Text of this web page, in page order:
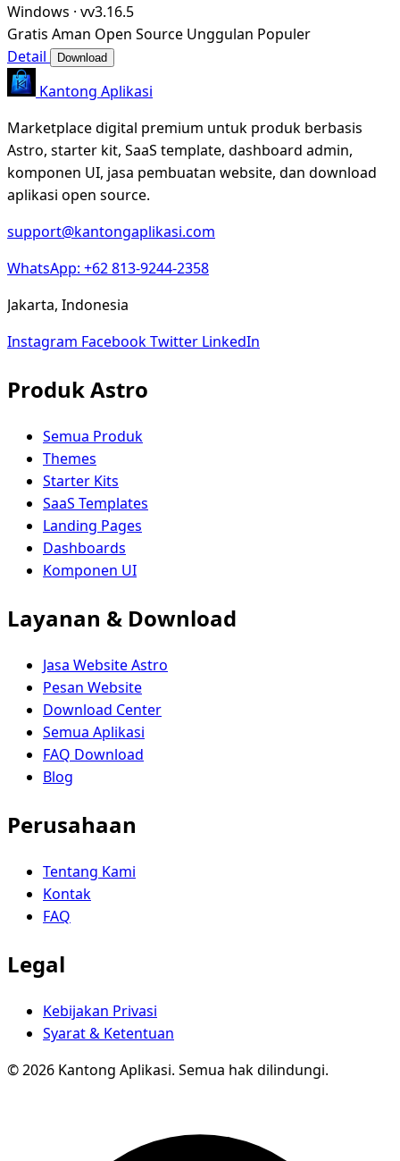
Windows · vv3.16.5
Gratis Aman Open Source Unggulan Populer
Detail
Download
Kantong Aplikasi
Marketplace digital premium untuk produk berbasis
Astro, starter kit, SaaS template, dashboard admin,
komponen UI, jasa pembuatan website, dan download
aplikasi open source.
support@kantongaplikasi.com
WhatsApp: +62 813-9244-2358
Jakarta, Indonesia
Instagram FacebookTwitter LinkedIn
Produk Astro
Semua Produk
Themes
Starter Kits
SaaS Templates
Landing Pages
Dashboards
Komponen UI
Layanan & Download
Jasa Website Astro
Pesan Website
Download Center
Semua Aplikasi
FAQ Download
Blog
Perusahaan
Tentang Kami
Kontak
FAQ
Legal
Kebijakan Privasi
Syarat & Ketentuan
© 2026 Kantong Aplikasi. Semua hak dilindungi.